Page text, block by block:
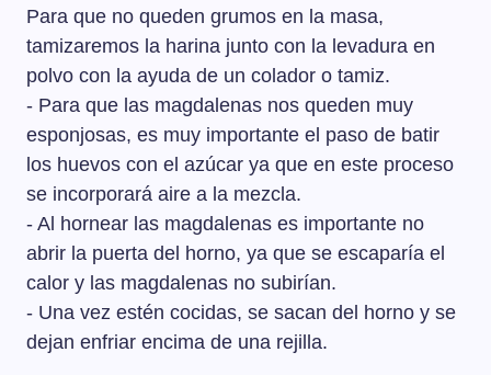
Para que no queden grumos en la masa,
tamizaremos la harina junto con la levadura en
polvo con la ayuda de un colador o tamiz.
- Para que las magdalenas nos queden muy
esponjosas, es muy importante el paso de batir
los huevos con el azúcar ya que en este proceso
se incorporará aire a la mezcla.
- Al hornear las magdalenas es importante no
abrir la puerta del horno, ya que se escaparía el
calor y las magdalenas no subirían.
- Una vez estén cocidas, se sacan del horno y se
dejan enfriar encima de una rejilla.